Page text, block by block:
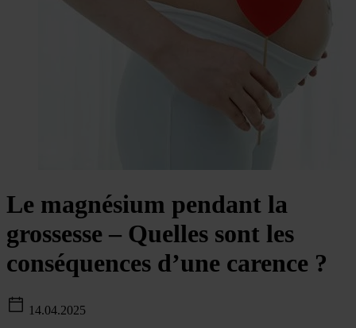
Le magnésium pendant la
grossesse – Quelles sont les
conséquences d’une carence ?
14.04.2025